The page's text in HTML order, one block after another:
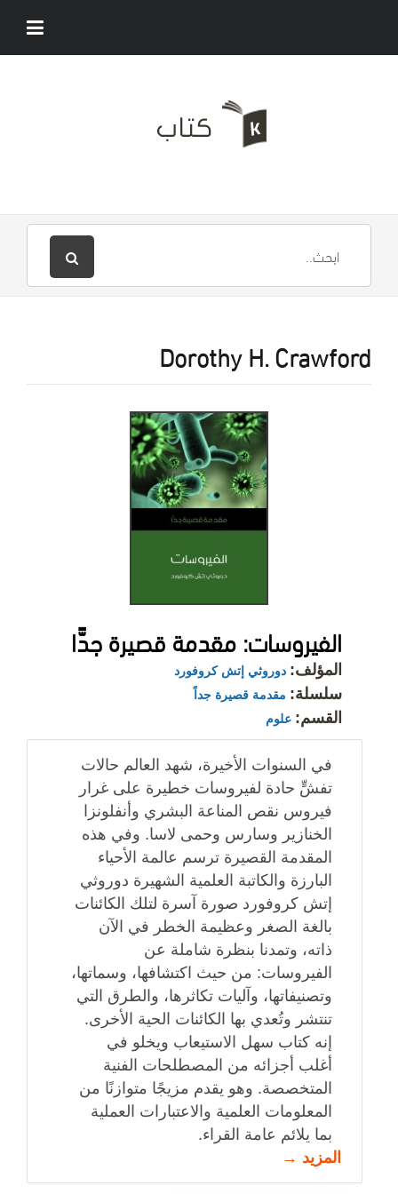
Dorothy H. Crawford
الفيروسات: مقدمة قصيرة جدًّا
المؤلف: دوروثي إتش كروفورد
سلسلة: مقدمة قصيرة جداً
القسم: علوم
في السنوات الأخيرة، شهد العالم حالات
تفشٍّ حادة لفيروسات خطيرة على غرار
فيروس نقص المناعة البشري وأنفلونزا
الخنازير وسارس وحمى لاسا. وفي هذه
المقدمة القصيرة ترسم عالمة الأحياء
البارزة والكاتبة العلمية الشهيرة دوروثي
إتش كروفورد صورة آسرة لتلك الكائنات
بالغة الصغر وعظيمة الخطر في الآن
ذاته، وتمدنا بنظرة شاملة عن
الفيروسات: من حيث اكتشافها، وسماتها،
وتصنيفاتها، وآليات تكاثرها، والطرق التي
تنتشر وتُعدي بها الكائنات الحية الأخرى.
إنه كتاب سهل الاستيعاب ويخلو في
أغلب أجزائه من المصطلحات الفنية
المتخصصة. وهو يقدم مزيجًا متوازنًا من
المعلومات العلمية والاعتبارات العملية
بما يلائم عامة القراء.
المزيد →